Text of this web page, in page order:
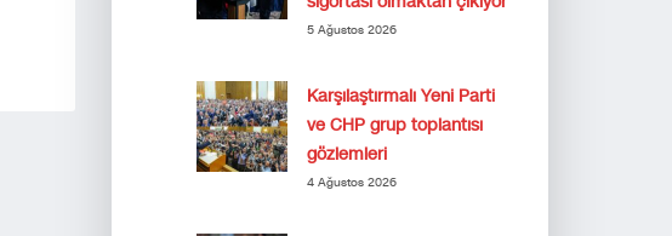
5 Ağustos 2026
Karşılaştırmalı Yeni Parti
ve CHP grup toplantısı
gözlemleri
4 Ağustos 2026